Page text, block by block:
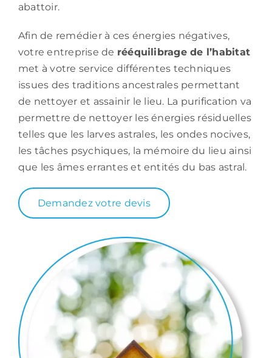
abattoir.
Afin de remédier à ces énergies négatives,
votre entreprise de rééquilibrage de l’habitat
met à votre service différentes techniques
issues des traditions ancestrales permettant
de nettoyer et assainir le lieu. La purification va
permettre de nettoyer les énergies résiduelles
telles que les larves astrales, les ondes nocives,
les tâches psychiques, la mémoire du lieu ainsi
que les âmes errantes et entités du bas astral.
Demandez votre devis